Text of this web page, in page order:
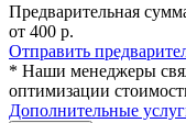
Предварительная
от 400 р.
Отправить
* Наши менеджеры
оптимизации
Дополнительные